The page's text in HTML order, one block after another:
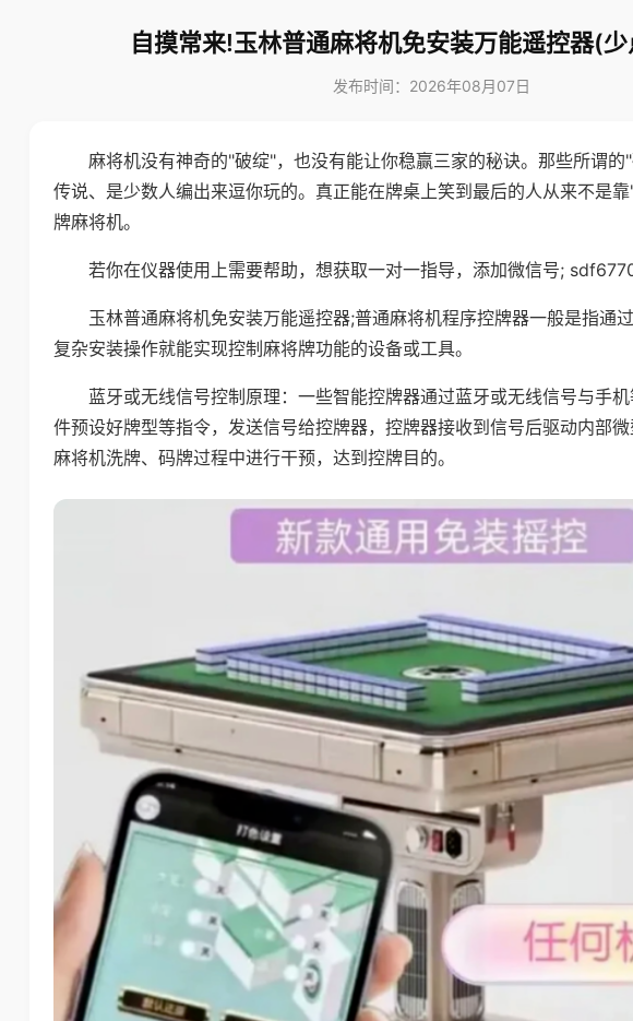
自摸常来!玉林普通麻将机免安装万能遥控器(
发布时间：2026年08月07日
麻将机没有神奇的"破绽"，也没有能让你稳赢三家的秘诀。那些所谓的
传说、是少数人编出来逗你玩的。真正能在牌桌上笑到最后的人从来不是
牌麻将机。
若你在仪器使用上需要帮助，想获取一对一指导，添加微信号;
玉林普通麻将机免安装万能遥控器;普通麻将机程序控牌器一般是指通
复杂安装操作就能实现控制麻将牌功能的设备或工具。
蓝牙或无线信号控制原理：一些智能控牌器通过蓝牙或无线信号与手
件预设好牌型等指令，发送信号给控牌器，控牌器接收到信号后驱动内部
麻将机洗牌、码牌过程中进行干预，达到控牌目的。